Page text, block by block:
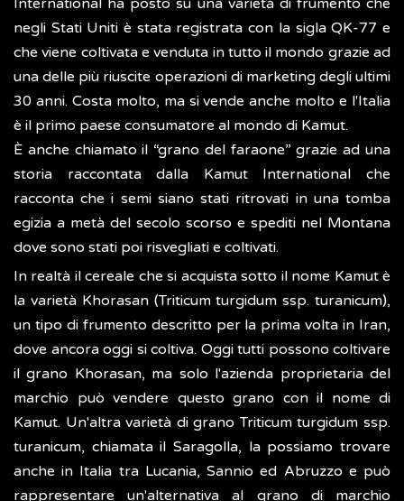
International ha posto su una varietà di frumento che
negli Stati Uniti è stata registrata con la sigla QK-77 e
che viene coltivata e venduta in tutto il mondo grazie ad
una delle più riuscite operazioni di marketing degli ultimi
30 anni. Costa molto, ma si vende anche molto e l'Italia
è il primo paese consumatore al mondo di Kamut.
È anche chiamato il “grano del faraone” grazie ad una
storia raccontata dalla Kamut International che
racconta che i semi siano stati ritrovati in una tomba
egizia a metà del secolo scorso e spediti nel Montana
dove sono stati poi risvegliati e coltivati.
In realtà il cereale che si acquista sotto il nome Kamut è
la varietà Khorasan (Triticum turgidum ssp. turanicum),
un tipo di frumento descritto per la prima volta in Iran,
dove ancora oggi si coltiva. Oggi tutti possono coltivare
il grano Khorasan, ma solo l'azienda proprietaria del
marchio può vendere questo grano con il nome di
Kamut. Un'altra varietà di grano Triticum turgidum ssp.
turanicum, chiamata il Saragolla, la possiamo trovare
anche in Italia tra Lucania, Sannio ed Abruzzo e può
rappresentare un'alternativa al grano di marchio